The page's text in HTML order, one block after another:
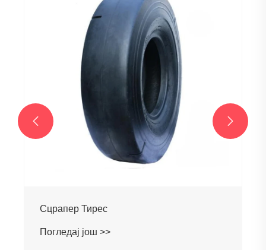
Сцрапер Тирес
Погледај још >>
 